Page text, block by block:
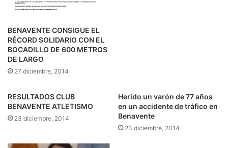
BENAVENTE CONSIGUE EL
RÉCORD SOLIDARIO CON EL
BOCADILLO DE 600 METROS
DE LARGO
27 diciembre, 2014
RESULTADOS CLUB
BENAVENTE ATLETISMO
23 diciembre, 2014
Herido un varón de 77 años
en un accidente de tráfico en
Benavente
23 diciembre, 2014